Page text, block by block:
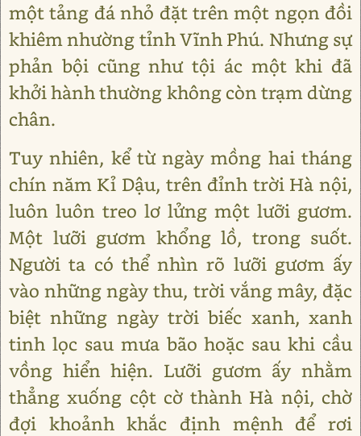
một tảng đá nhỏ đặt trên một ngọn đồi
khiêm nhường tỉnh Vĩnh Phú. Nhưng sự
phản bội cũng như tội ác một khi đã
khởi hành thường không còn trạm dừng
chân.
Tuy nhiên, kể từ ngày mồng hai tháng
chín năm Kỉ Dậu, trên đỉnh trời Hà nội,
luôn luôn treo lơ lửng một lưỡi gươm.
Một lưỡi gươm khổng lồ, trong suốt.
Người ta có thể nhìn rõ lưỡi gươm ấy
vào những ngày thu, trời vắng mây, đặc
biệt những ngày trời biếc xanh, xanh
tinh lọc sau mưa bão hoặc sau khi cầu
vồng hiển hiện. Lưỡi gươm ấy nhằm
thẳng xuống cột cờ thành Hà nội, chờ
đợi khoảnh khắc định mệnh để rơi